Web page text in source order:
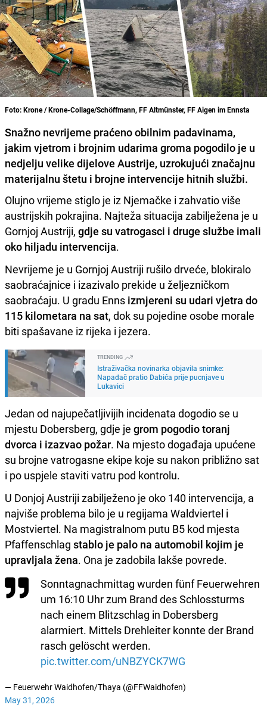
Foto: Krone / Krone-Collage/Schöffmann, FF Altmünster, FF Aigen im Ennsta
Snažno nevrijeme praćeno obilnim padavinama,
jakim vjetrom i brojnim udarima groma pogodilo je u
nedjelju velike dijelove Austrije, uzrokujući značajnu
materijalnu štetu i brojne intervencije hitnih službi.
Olujno vrijeme stiglo je iz Njemačke i zahvatio više
austrijskih pokrajina. Najteža situacija zabilježena je u
Gornjoj Austriji, gdje su vatrogasci i druge službe imali
oko hiljadu intervencija.
Nevrijeme je u Gornjoj Austriji rušilo drveće, blokiralo
saobraćajnice i izazivalo prekide u željezničkom
saobraćaju. U gradu Enns izmjereni su udari vjetra do
115 kilometara na sat, dok su pojedine osobe morale
biti spašavane iz rijeka i jezera.
TRENDING
Istraživačka novinarka objavila snimke:
Napadač pratio Dabića prije pucnjave u
Lukavici
Jedan od najupečatljivijih incidenata dogodio se u
mjestu Dobersberg, gdje je grom pogodio toranj
dvorca i izazvao požar. Na mjesto događaja upućene
su brojne vatrogasne ekipe koje su nakon približno sat
i po uspjele staviti vatru pod kontrolu.
U Donjoj Austriji zabilježeno je oko 140 intervencija, a
najviše problema bilo je u regijama Waldviertel i
Mostviertel. Na magistralnom putu B5 kod mjesta
Pfaffenschlag stablo je palo na automobil kojim je
upravljala žena. Ona je zadobila lakše povrede.
Sonntagnachmittag wurden fünf Feuerwehren
um 16:10 Uhr zum Brand des Schlossturms
nach einem Blitzschlag in Dobersberg
alarmiert. Mittels Drehleiter konnte der Brand
rasch gelöscht werden.
pic.twitter.com/uNBZYCK7WG
— Feuerwehr Waidhofen/Thaya (@FFWaidhofen)
May 31, 2026